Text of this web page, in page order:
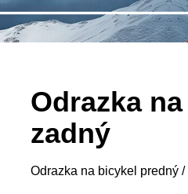
Odrazka
zadný
Odrazka na bicykel predný /